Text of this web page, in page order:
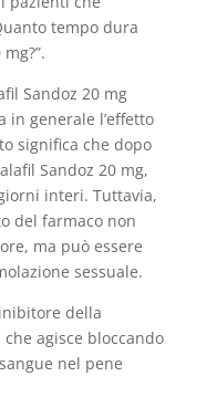
tempo dura
Sandoz 20 mg
in generale l’effetto
significa che dopo
Sandoz 20 mg,
interi. Tuttavia,
del farmaco non
ma può essere
sessuale.
della
agisce bloccando
nel pene